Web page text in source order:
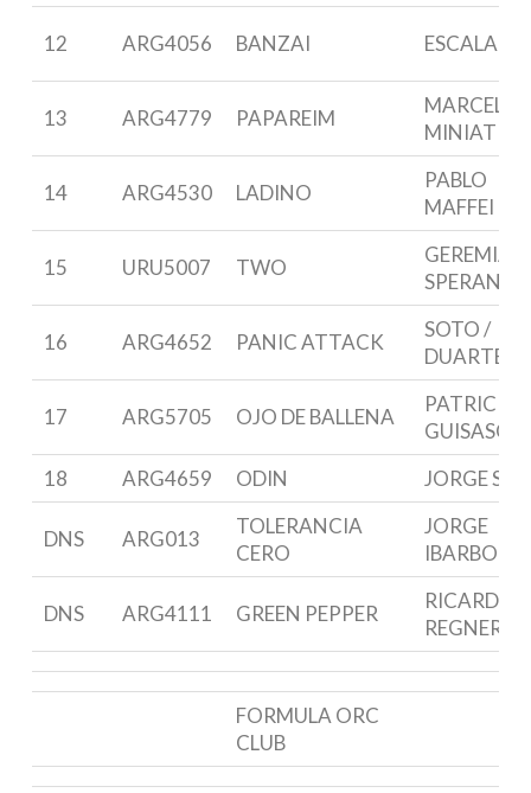
12 ARG4056 BANZAI
13 ARG4779 PAPAREIM
MARCELO
MINIATI
14 ARG4530 LADINO
PABLO
MAFFEI
15 URU5007 TWO
GEREMIAS
SPERANZA
16 ARG4652 PANIC ATTACK
SOTO /
DUARTE
17 ARG5705 OJO DE BALLENA
PATRICIO
18
ARG4659 ODIN JORGE
DNS ARG013
TOLERANCIA
CERO
JORGE
DNS ARG4111 GREEN PEPPER
RICARDO
REGNER
FORMULA ORC
CLUB